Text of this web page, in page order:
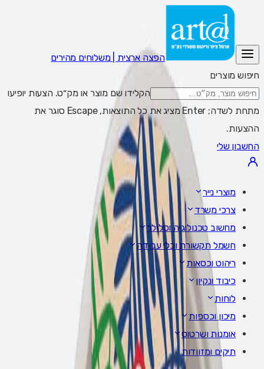
הפצה ארצית | משלוחים מהירים
חיפוש מוצרים
הקלידו שם מוצר או מק״ט. הצעות יופיעו
מתחת לשדה; Enter מציג את כל התוצאות, Escape סוגר את
ההצעות.
החשבון שלי
מוצרי נייר
צרכי משרד
מחשוב טכנולוגיה וסלולר
חשמל תקשורת וכלי עבודה
ריהוט וכסאות
כיבוד ונקיון
לוחות
מיכון וכספות
אומנות ושרטוט
תיקים ומזוודות